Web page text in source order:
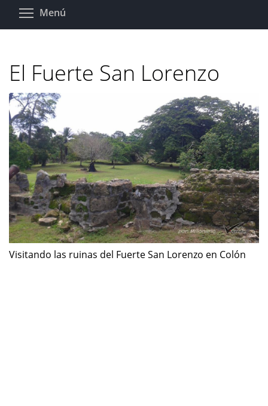
Pasar
Menú
El Fuerte San Lorenzo
Visitando las ruinas del Fuerte San Lorenzo en Colón